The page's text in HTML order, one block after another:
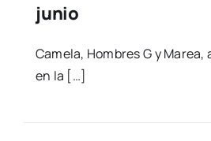
junio
Came­la, Hom­bres G y
en la […]